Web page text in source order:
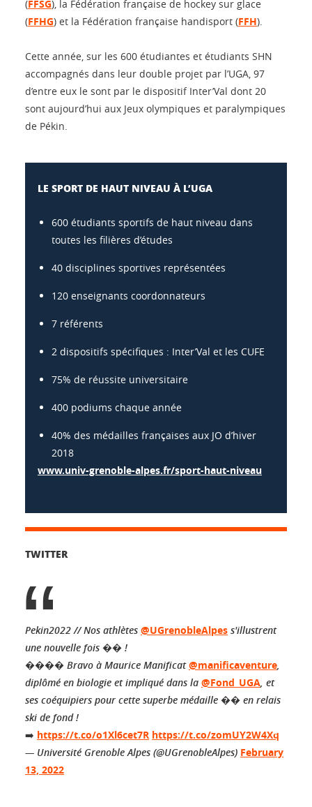
(FFSG), la Fédération française de hockey sur glace
(FFHG) et la Fédération française handisport (FFH).
Cette année, sur les 600 étudiantes et étudiants SHN
accompagnés dans leur double projet par l’UGA, 97
d’entre eux le sont par le dispositif Inter’Val dont 20
sont aujourd’hui aux Jeux olympiques et paralympiques
de Pékin.
LE SPORT DE HAUT NIVEAU À L’UGA
600 étudiants sportifs de haut niveau dans
toutes les filières d’études
40 disciplines sportives représentées
120 enseignants coordonnateurs
7 référents
2 dispositifs spécifiques : Inter’Val et les CUFE
75% de réussite universitaire
400 podiums chaque année
40% des médailles françaises aux JO d’hiver
2018
www.univ-grenoble-alpes.fr/sport-haut-niveau
TWITTER
Pekin2022 // Nos athlètes @UGrenobleAlpes s'illustrent
une nouvelle fois �� !
���� Bravo à Maurice Manificat@manificaventure,
diplômé en biologie et impliqué dans la @Fond_UGA, et
ses coéquipiers pour cette superbe médaille �� en relais
ski de fond !
➡️ https://t.co/o1Xl6cet7R https://t.co/zomUY2W4Xq
— Université Grenoble Alpes (@UGrenobleAlpes) February
13, 2022